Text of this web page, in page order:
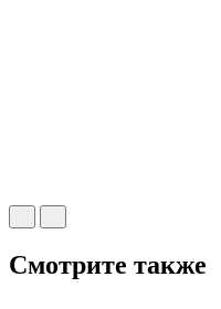
Смотрите также